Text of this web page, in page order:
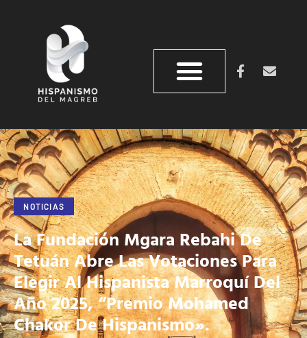
NOTICIAS
La Fundación Mgara Rebahi De
Tetuán Abre Las Votaciones Para
Elegir Al Hispanista Marroquí Del
Año 2025, “Premio Mohamed
Chakor De Hispanismo».